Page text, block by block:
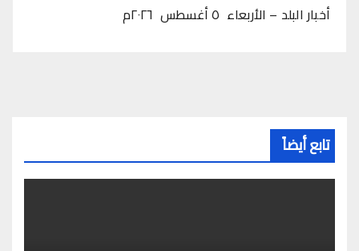
أخبار البلد – الأربعاء ٥ أغسطس ٢٠٢٦م
تابع أيضاً